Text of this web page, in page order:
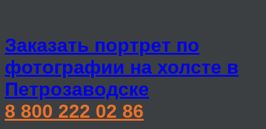
Заказать портрет по
фотографии на холсте в
Петрозаводске
8 800 222 02 86